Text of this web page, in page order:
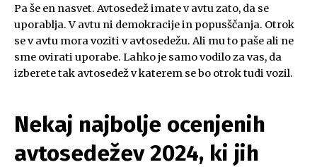
Pa še en nasvet. Avtosedež imate v avtu zato, da se
uporablja. V avtu ni demokracije in popusščanja. Otrok
se v avtu mora voziti v avtosedežu. Ali mu to paše ali ne
sme ovirati uporabe. Lahko je samo vodilo za vas, da
izberete tak avtosedež v katerem se bo otrok tudi vozil.
Nekaj najbolje ocenjenih
avtosedežev 2024, ki jih